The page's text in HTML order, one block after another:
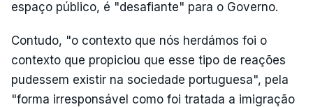
espaço público, é "desafiante" para o Governo.
Contudo, "o contexto que nós herdámos foi o
contexto que propiciou que esse tipo de reações
pudessem existir na sociedade portuguesa", pela
"forma irresponsável como foi tratada a imigração